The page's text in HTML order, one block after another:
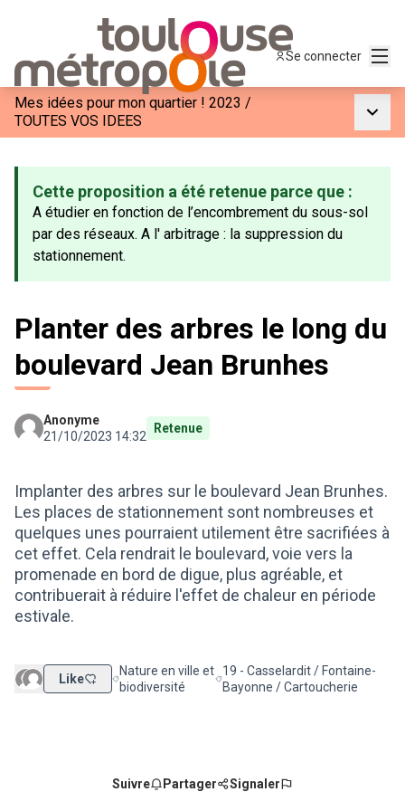
Se connecter
Mes idées pour mon quartier ! 2023 /
TOUTES VOS IDEES
Cette proposition a été retenue parce que :
A étudier en fonction de l’encombrement du sous-sol
par des réseaux. A l' arbitrage : la suppression du
stationnement.
Planter des arbres le long du
boulevard Jean Brunhes
Anonyme
21/10/2023 14:32
Retenue
Implanter des arbres sur le boulevard Jean Brunhes.
Les places de stationnement sont nombreuses et
quelques unes pourraient utilement être sacrifiées à
cet effet. Cela rendrait le boulevard, voie vers la
promenade en bord de digue, plus agréable, et
contribuerait à réduire l'effet de chaleur en période
estivale.
Like Filtrer les résultats de la catégorie : Nature en ville
Nature en ville et
biodiversité
Filtrer les résultats pour le
19 - Casselardit / Fontaine-
Bayonne / Cartoucherie
Suivre Partager Signaler